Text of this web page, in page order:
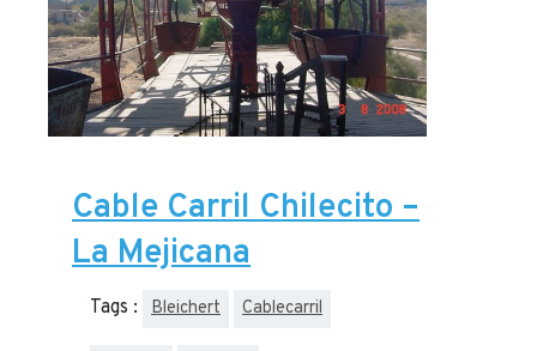
Cable Carril Chilecito –
La Mejicana
Tags : Bleichert Cablecarril